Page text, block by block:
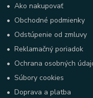
•Ako nakupovať
• Obchodné podmienky
• Odstúpenie od zmluvy
•Reklamačný poriadok
• Ochrana osobných
•Súbory cookies
•Doprava a platba